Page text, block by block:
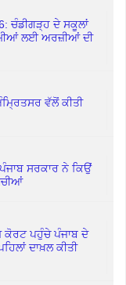
ਚੰਡੀਗੜ੍ਹ ਦੇ ਸਕੂਲਾਂ
ਲਈ ਅਰਜ਼ੀਆਂ ਦੀ
ਵੱਲੋਂ ਕੀਤੀ
ਸਰਕਾਰ ਨੇ ਕਿਉਂ
ਕੋਰਟ ਪਹੁੰਚੇ ਪੰਜਾਬ ਦੇ
ਦਾਖ਼ਲ ਕੀਤੀ